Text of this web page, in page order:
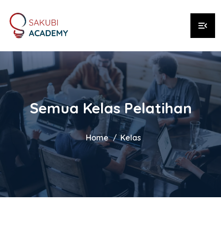
menu_open
Semua Kelas Pelatihan
Home Kelas